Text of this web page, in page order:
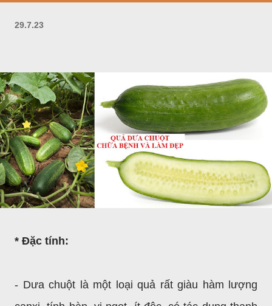
29.7.23
* Đặc tính:
- Dưa chuột là một loại quả rất giàu hàm lượng